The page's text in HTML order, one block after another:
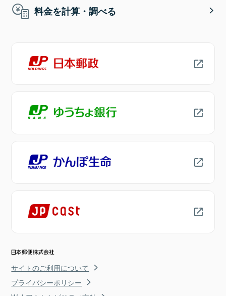
料金を計算・調べる
サイトのご利用について
プライバシーポリシー